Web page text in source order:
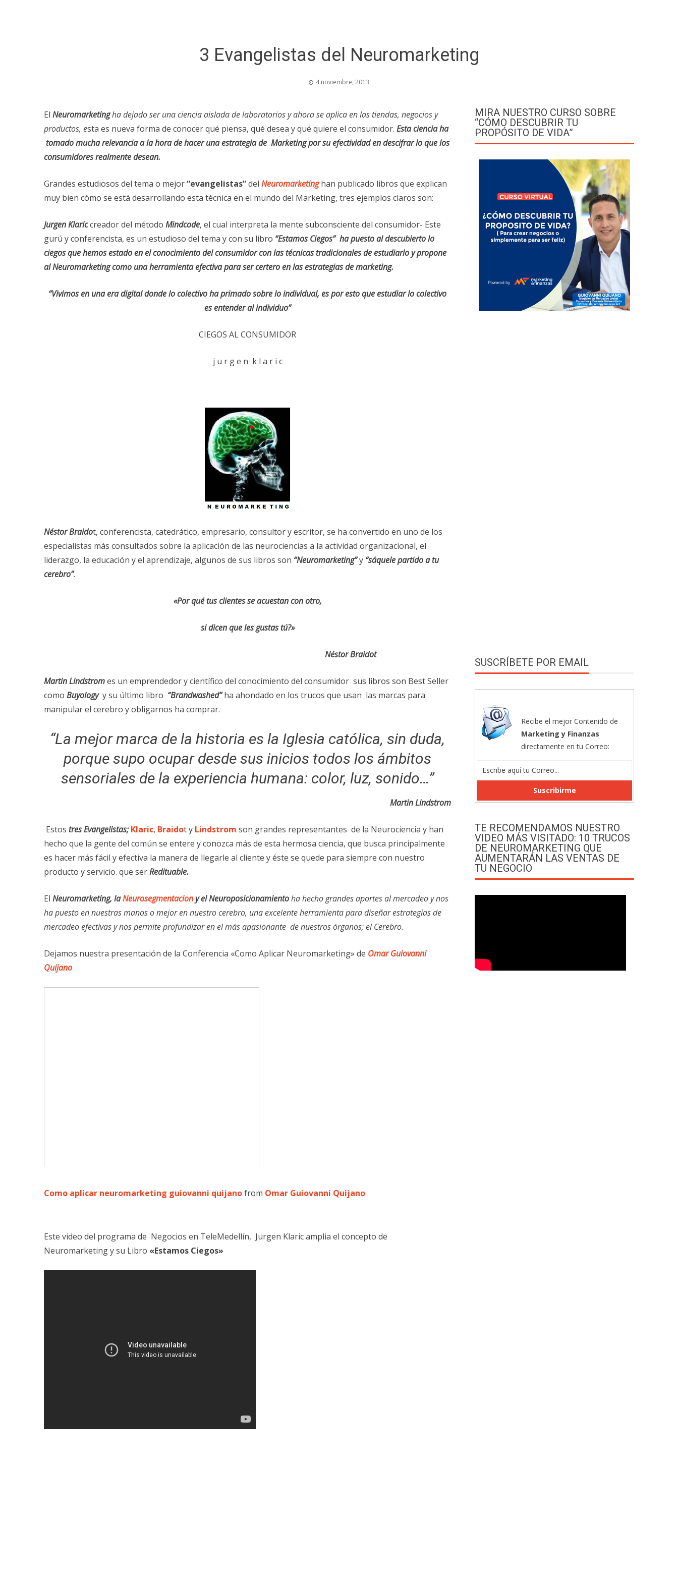
3 Evangelistas del Neuromarketing
4 noviembre, 2013
El Neuromarketingha dejado ser una ciencia aislada de laboratorios y ahora se aplica en las tiendas, negocios y
productos, esta es nueva forma de conocer qué piensa, qué desea y qué quiere el consumidor. Esta ciencia ha
tomado mucha relevancia a la hora de hacer una estrategia de Marketing por su efectividad en descifrar lo que los
consumidores realmente desean.
Grandes estudiosos del tema o mejor“evangelistas”del Neuromarketinghan publicado libros que explican
muy bien cómo se está desarrollando esta técnica en el mundo del Marketing, tres ejemplos claros son:
Jurgen Klariccreador del método Mindcode, el cual interpreta la mente subconsciente del consumidor- Este
gurú y conferencista, es un estudioso del tema y con su libro “Estamos Ciegos” ha puesto al descubierto lo
ciegos que hemos estado en el conocimiento del consumidor con las técnicas tradicionales de estudiarlo y propone
al Neuromarketing como una herramienta efectiva para ser certero en las estrategias de marketing.
“Vivimos en una era digital donde lo colectivo ha primado sobre lo individual, es por esto que estudiar lo colectivo
es entender al individuo”
CIEGOS AL CONSUMIDOR
j u r g e n k l a r i c
Néstor Braidot, conferencista, catedrático, empresario, consultor y escritor, se ha convertido en uno de los
especialistas más consultados sobre la aplicación de las neurociencias a la actividad organizacional, el
liderazgo, la educación y el aprendizaje, algunos de sus libros son “Neuromarketing”y “sáquele partido a tu
cerebro”.
«Por qué tus clientes se acuestan con otro,
si dicen que les gustas tú?»
Néstor Braidot
Martin Lindstromes un emprendedor y científico del conocimiento del consumidor sus libros son Best Seller
como Buyology y su último libro “Brandwashed”ha ahondado en los trucos que usan las marcas para
manipular el cerebro y obligarnos ha comprar.
“La mejor marca de la historia es la Iglesia católica, sin duda,
porque supo ocupar desde sus inicios todos los ámbitos
sensoriales de la experiencia humana: color, luz, sonido…”
Martin Lindstrom
Estos tres Evangelistas;Klaric, Braidot y Lindstrom son grandes representantes de la Neurociencia y han
hecho que la gente del común se entere y conozca más de esta hermosa ciencia, que busca principalmente
es hacer más fácil y efectiva la manera de llegarle al cliente y éste se quede para siempre con nuestro
producto y servicio. que serRedituable.
El Neuromarketing, laNeurosegmentaciony el Neuroposicionamientoha hecho grandes aportes al mercadeo y nos
ha puesto en nuestras manos o mejor en nuestro cerebro, una excelente herramienta para diseñar estrategias de
mercadeo efectivas y nos permite profundizar en el más apasionante de nuestros órganos; el Cerebro.
Dejamos nuestra presentación de la Conferencia «Como Aplicar Neuromarketing» de Omar Guiovanni
Quijano
Como aplicar neuromarketing guiovanni quijanofrom Omar Guiovanni Quijano
Este vídeo del programa de Negocios en TeleMedellín, Jurgen Klaric amplia el concepto de
Neuromarketing y su Libro «Estamos Ciegos»
MIRA NUESTRO CURSO SOBRE
“CÓMO DESCUBRIR TU
PROPÓSITO DE VIDA”
SUSCRÍBETE POR EMAIL
Recibe el mejor Contenido de
Marketing y Finanzas
directamente en tu Correo:
TE RECOMENDAMOS NUESTRO
VIDEO MÁS VISITADO: 10 TRUCOS
DE NEUROMARKETING QUE
AUMENTARÁN LAS VENTAS DE
TU NEGOCIO